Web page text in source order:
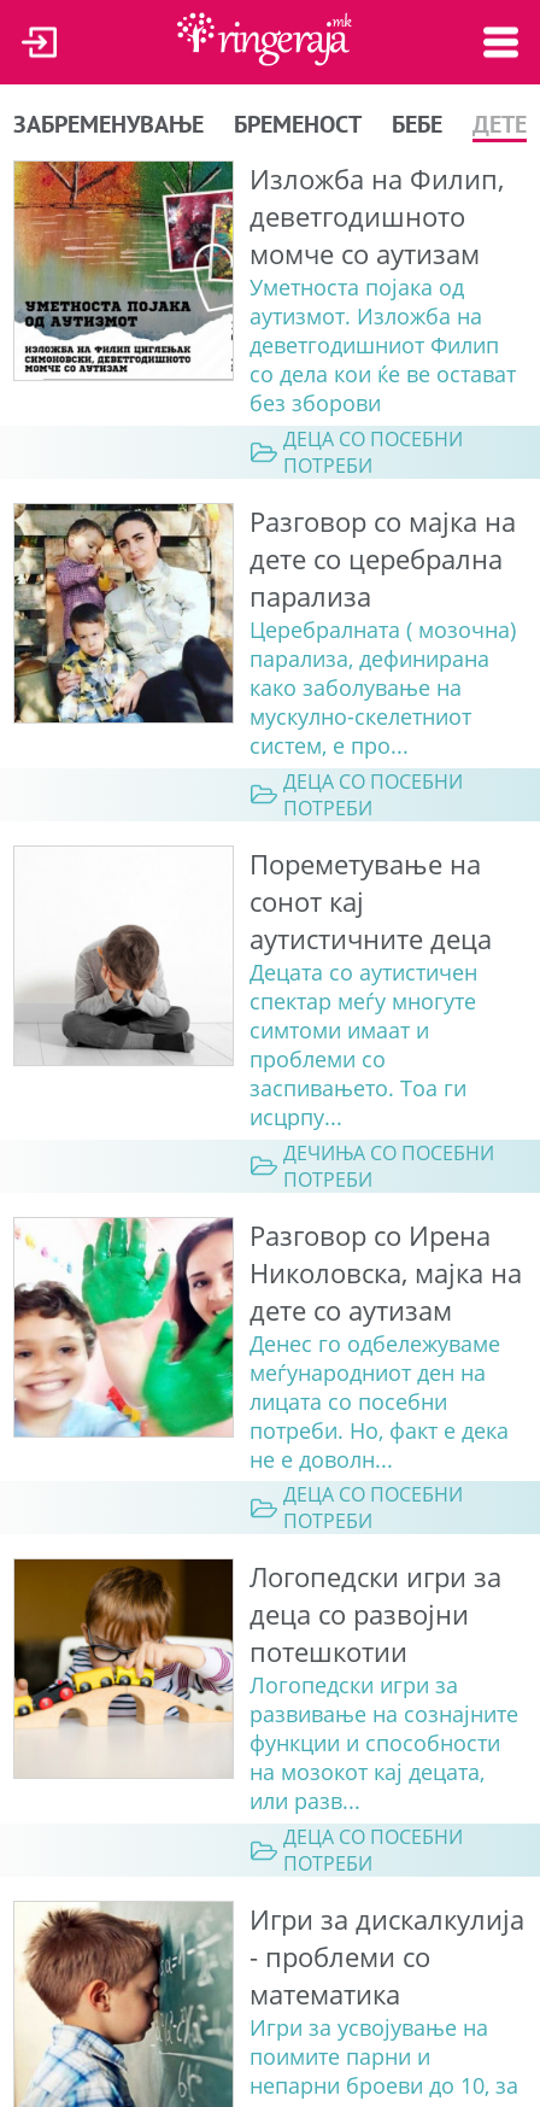
ЗАБРЕМЕНУВАЊЕ БРЕМЕНОСТ БЕБЕ ДЕТЕ
Изложба на Филип,
деветгодишното
момче со аутизам
Уметноста појака од
аутизмот. Изложба на
деветгодишниот Филип
со дела кои ќе ве остават
без зборови
ДЕЦА СО ПОСЕБНИ
ПОТРЕБИ
Разговор со мајка на
дете со церебрална
парализа
Церебралната ( мозочна)
парализа, дефинирана
како заболување на
мускулно-скелетниот
систем, е про...
ДЕЦА СО ПОСЕБНИ
ПОТРЕБИ
Пореметување на
сонот кај
аутистичните деца
Децата со аутистичен
спектар меѓу многуте
симтоми имаат и
проблеми со
заспивањето. Тоа ги
исцрпу...
ДЕЧИЊА СО ПОСЕБНИ
ПОТРЕБИ
Разговор со Ирена
Николовска, мајка на
дете со аутизам
Денес го одбележуваме
меѓународниот ден на
лицата со посебни
потреби. Но, факт е дека
не е доволн...
ДЕЦА СО ПОСЕБНИ
ПОТРЕБИ
Логопедски игри за
деца со развојни
потешкотии
Логопедски игри за
развивање на сознајните
функции и способности
на мозокот кај децата,
или разв...
ДЕЦА СО ПОСЕБНИ
ПОТРЕБИ
Игри за дискалкулија
- проблеми со
математика
Игри за усвојување на
поимите парни и
непарни броеви до 10, за